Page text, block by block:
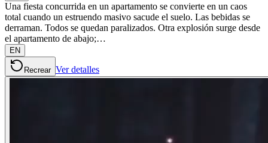
Una fiesta concurrida en un apartamento se convierte en un caos
total cuando un estruendo masivo sacude el suelo. Las bebidas se
derraman. Todos se quedan paralizados. Otra explosión surge desde
el apartamento de abajo;…
EN
Recrear Ver detalles